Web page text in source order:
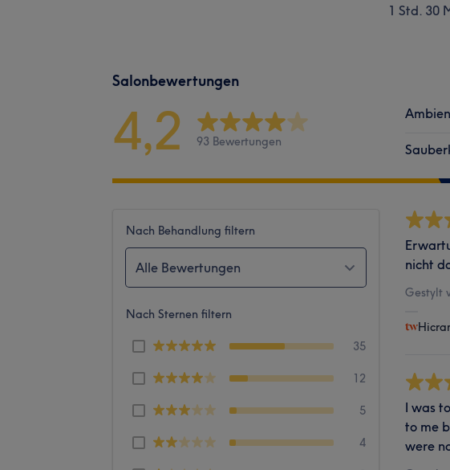
1 Std. 30
Salonbewertungen
4,2 93 Bewertungen
Nach Behandlung filtern
Alle Bewertungen
Nach Sternen filtern
35
12
5
4
nicht
Gestylt
I was
to me
were